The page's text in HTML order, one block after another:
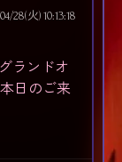
28(火) 10:13:18
ランドオ
本日のご来